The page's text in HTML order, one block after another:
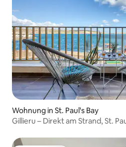
Wohnung in St. Paul's Bay
Gillieru – Direkt am Strand, St.